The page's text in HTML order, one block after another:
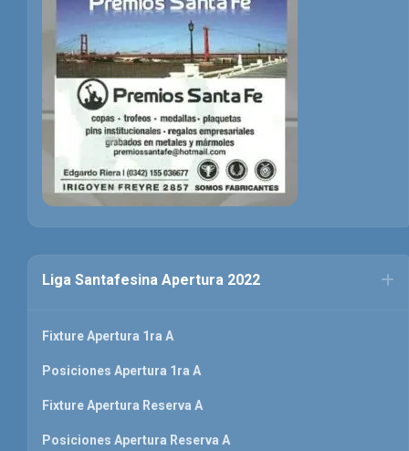
Liga Santafesina Apertura 2022
Fixture Apertura 1ra A
Posiciones Apertura 1ra A
Fixture Apertura Reserva A
Posiciones Apertura Reserva A